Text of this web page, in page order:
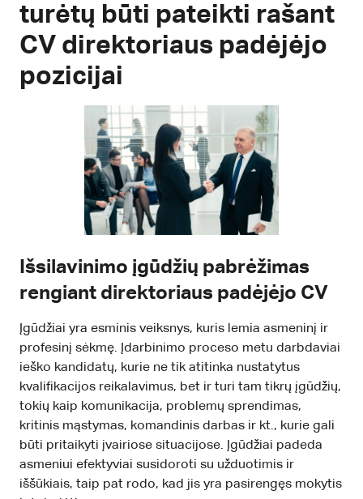
turėtų būti pateikti rašant
CV direktoriaus padėjėjo
pozicijai
Išsilavinimo įgūdžių pabrėžimas
rengiant direktoriaus padėjėjo CV
Įgūdžiai yra esminis veiksnys, kuris lemia asmeninį ir
profesinį sėkmę. Įdarbinimo proceso metu darbdaviai
ieško kandidatų, kurie ne tik atitinka nustatytus
kvalifikacijos reikalavimus, bet ir turi tam tikrų įgūdžių,
tokių kaip komunikacija, problemų sprendimas,
kritinis mąstymas, komandinis darbas ir kt., kurie gali
būti pritaikyti įvairiose situacijose. Įgūdžiai padeda
asmeniui efektyviai susidoroti su užduotimis ir
iššūkiais, taip pat rodo, kad jis yra pasirengęs mokytis